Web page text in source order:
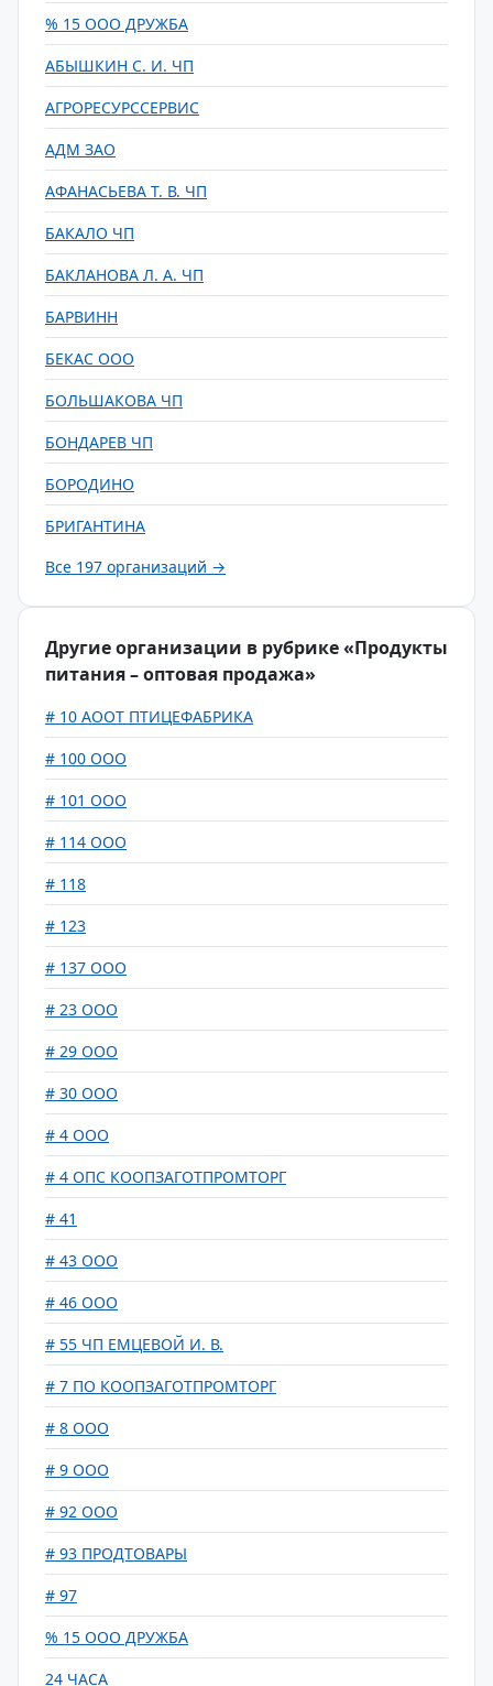
% 15 ООО ДРУЖБА
АБЫШКИН С. И. ЧП
АГРОРЕСУРССЕРВИС
АДМ ЗАО
АФАНАСЬЕВА Т. В. ЧП
БАКАЛО ЧП
БАКЛАНОВА Л. А. ЧП
БАРВИНН
БЕКАС ООО
БОЛЬШАКОВА ЧП
БОНДАРЕВ ЧП
БОРОДИНО
БРИГАНТИНА
Все 197 организаций →
Другие организации в рубрике «Продукты
питания – оптовая продажа»
# 10 АООТ ПТИЦЕФАБРИКА
# 100 ООО
# 101 ООО
# 114 ООО
# 118
# 123
# 137 ООО
# 23 ООО
# 29 ООО
# 30 ООО
# 4 ООО
# 4 ОПС КООПЗАГОТПРОМТОРГ
# 41
# 43 ООО
# 46 ООО
# 55 ЧП ЕМЦЕВОЙ И. В.
# 7 ПО КООПЗАГОТПРОМТОРГ
# 8 ООО
# 9 ООО
# 92 ООО
# 93 ПРОДТОВАРЫ
# 97
% 15 ООО ДРУЖБА
24 ЧАСА